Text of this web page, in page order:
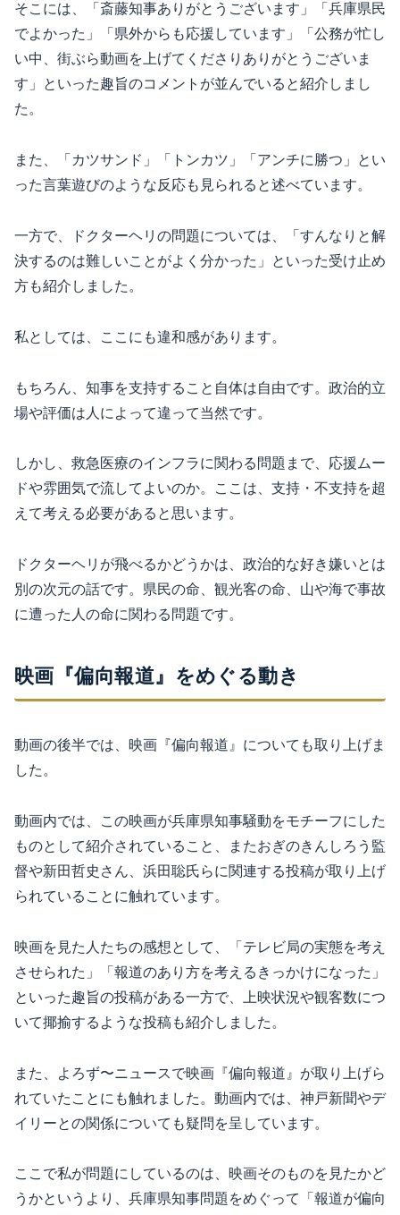
そこには、「斎藤知事ありがとうございます」「兵庫県民
でよかった」「県外からも応援しています」「公務が忙し
い中、街ぶら動画を上げてくださりありがとうございま
す」といった趣旨のコメントが並んでいると紹介しまし
た。
また、「カツサンド」「トンカツ」「アンチに勝つ」とい
った言葉遊びのような反応も見られると述べています。
一方で、ドクターヘリの問題については、「すんなりと解
決するのは難しいことがよく分かった」といった受け止め
方も紹介しました。
私としては、ここにも違和感があります。
もちろん、知事を支持すること自体は自由です。政治的立
場や評価は人によって違って当然です。
しかし、救急医療のインフラに関わる問題まで、応援ムー
ドや雰囲気で流してよいのか。ここは、支持・不支持を超
えて考える必要があると思います。
ドクターヘリが飛べるかどうかは、政治的な好き嫌いとは
別の次元の話です。県民の命、観光客の命、山や海で事故
に遭った人の命に関わる問題です。
映画『偏向報道』をめぐる動き
動画の後半では、映画『偏向報道』についても取り上げま
した。
動画内では、この映画が兵庫県知事騒動をモチーフにした
ものとして紹介されていること、またおぎのきんしろう監
督や新田哲史さん、浜田聡氏らに関連する投稿が取り上げ
られていることに触れています。
映画を見た人たちの感想として、「テレビ局の実態を考え
させられた」「報道のあり方を考えるきっかけになった」
といった趣旨の投稿がある一方で、上映状況や観客数につ
いて揶揄するような投稿も紹介しました。
また、よろず〜ニュースで映画『偏向報道』が取り上げら
れていたことにも触れました。動画内では、神戸新聞やデ
イリーとの関係についても疑問を呈しています。
ここで私が問題にしているのは、映画そのものを見たかど
うかというより、兵庫県知事問題をめぐって「報道が偏向